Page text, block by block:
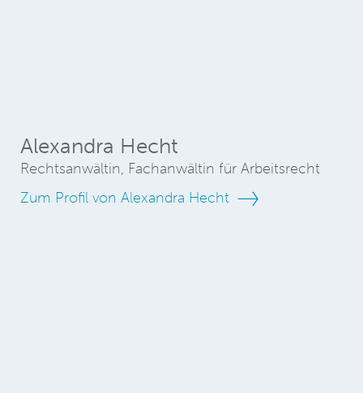
Alexandra Hecht
Rechtsanwältin, Fachanwältin für Arbeitsrecht
Zum Profil von Alexandra Hecht